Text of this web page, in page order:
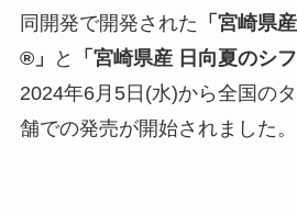
同開発で開発された 「宮崎県
®」
と 「宮崎県産 日向夏のシ
2024年6月5日(水)から全国の
舗での発売が開始されました。